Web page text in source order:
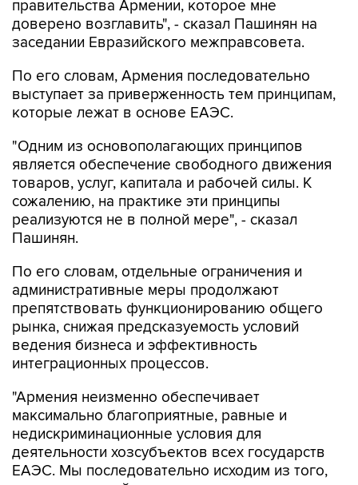
правительства Армении, которое мне
доверено возглавить", - сказал Пашинян на
заседании Евразийского межправсовета.
По его словам, Армения последовательно
выступает за приверженность тем принципам,
которые лежат в основе ЕАЭС.
"Одним из основополагающих принципов
является обеспечение свободного движения
товаров, услуг, капитала и рабочей силы. К
сожалению, на практике эти принципы
реализуются не в полной мере", - сказал
Пашинян.
По его словам, отдельные ограничения и
административные меры продолжают
препятствовать функционированию общего
рынка, снижая предсказуемость условий
ведения бизнеса и эффективность
интеграционных процессов.
"Армения неизменно обеспечивает
максимально благоприятные, равные и
недискриминационные условия для
деятельности хозсубъектов всех государств
ЕАЭС. Мы последовательно исходим из того,